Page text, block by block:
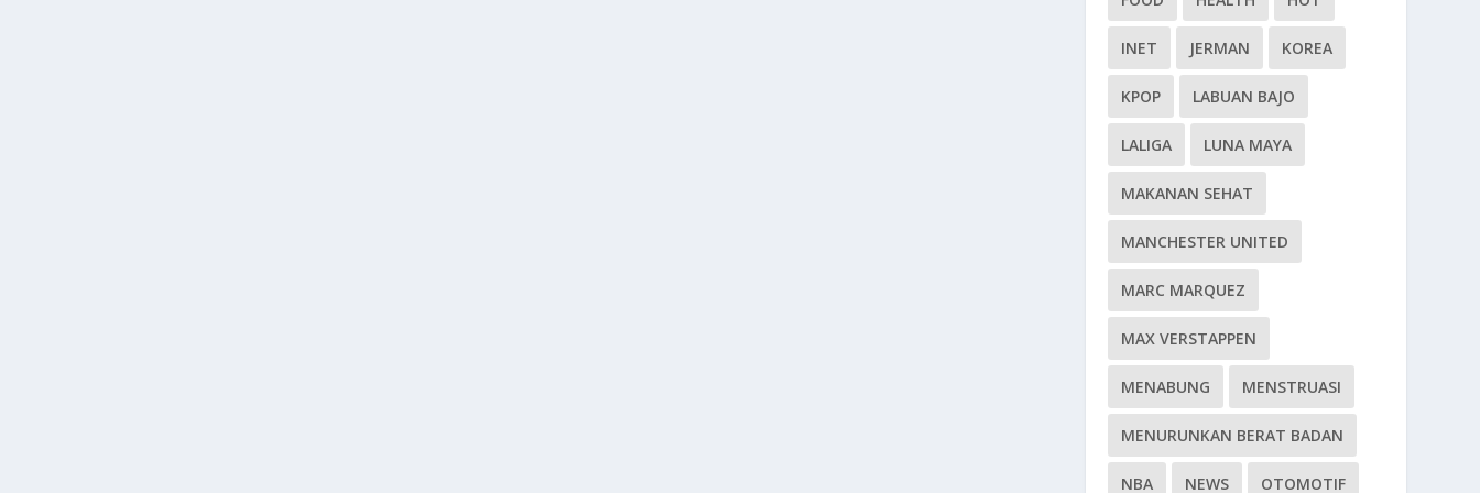
INET JERMAN KOREA
KPOP LABUAN BAJO
LALIGA LUNA MAYA
MAKANAN SEHAT
MANCHESTER UNITED
MARC MARQUEZ
MAX VERSTAPPEN
MENABUNG MENSTRUASI
MENURUNKAN BERAT BADAN
NBA NEWS OTOMOTIF